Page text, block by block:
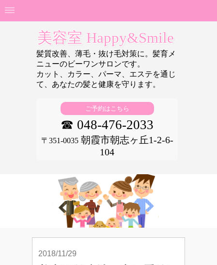
美容室 Happy&Smile
髪質改善、薄毛・抜け毛対策に。髪育メ
ニューのビーワンサロンです。
カット、カラー、パーマ、エステを通じ
て、あなたの髪と健康を守ります。
ご予約はこちら
☎ 048-476-2033
〒351-0035朝霞市朝志ヶ丘1-2-6-
104
2018/11/29